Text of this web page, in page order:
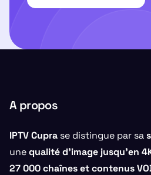
A propos
IPTV Cupra se distingue par sa
unequalité d’image jusqu’en
27 000 chaînes et contenus